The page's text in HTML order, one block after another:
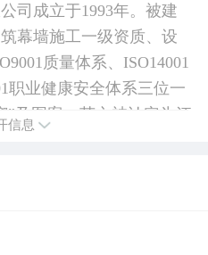
司成立于1993年。被建
幕墙施工一级资质、设
质量体系、ISO14001
职业健康安全体系三位一
”及图案、英文被认定为江
优美，绿树成荫。在新
具制作车间、成品半成品
信息